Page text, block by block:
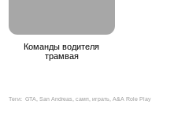
Команды водителя
трамвая
Теги: GTA, San Andreas, самп, играть, A&A Role Play